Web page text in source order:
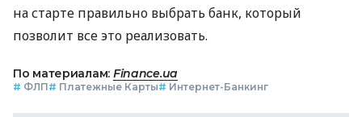
на старте правильно выбрать банк, который
позволит все это реализовать.
По материалам: Finance.ua
# ФЛП# Платежные Карты# Интернет-Банкинг